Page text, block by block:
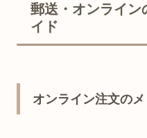
郵送・オンライン
イド
オンライン注文の